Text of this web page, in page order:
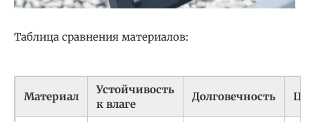
Таблица сравнения материалов:
Материал
Устойчивость
к влаге
Долговечность